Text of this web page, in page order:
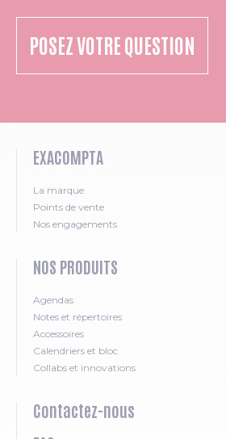
POSEZ VOTRE QUESTION
EXACOMPTA
La marque
Points de vente
Nos engagements
NOS PRODUITS
Agendas
Notes et répertoires
Accessoires
Calendriers et bloc
Collabs et innovations
Contactez-nous